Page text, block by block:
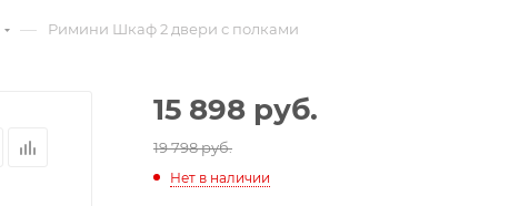
— Римини Шкаф 2 двери с полками
15 898 руб.
19 798 руб.
Нет в наличии